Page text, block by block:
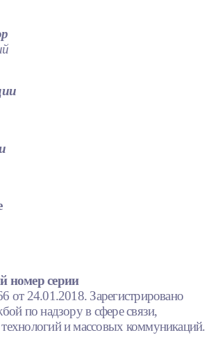
номер серии
24.01.2018. Зарегистрировано
по надзору в сфере связи,
и массовых коммуникаций.